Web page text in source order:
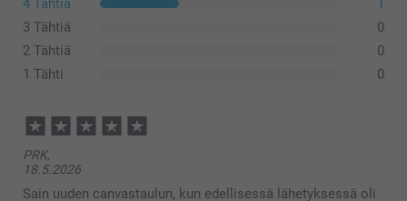
3 Tähtiä
0
2 Tähtiä
0
1 Tähti
0
PRK,
18.5.2026
Sain uuden canvastaulun, kun edellisessä lähetyksessä oli